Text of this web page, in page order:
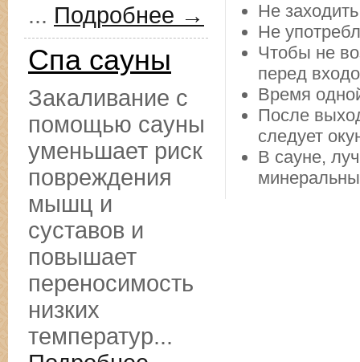
Не
Не
Чтобы не
перед
Время
После
следует
В сауне,
... Подробнее →
Спа сауны
Закаливание с
помощью сауны
уменьшает риск
повреждения
мышц и
суставов и
повышает
переносимость
низких
температур...